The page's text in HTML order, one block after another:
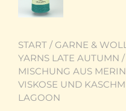
START / GARNE &
YARNS LATE AUTUMN
MISCHUNG AUS
VISKOSE UND
LAGOON